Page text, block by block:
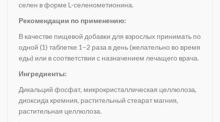
селен в форме L-селенометионина.
Рекомендации по применению:
В качестве пищевой добавки для взрослых принимать по
одной (1) таблетке 1–2 раза в день (желательно во время
еды) или в соответствии с назначением лечащего врача.
Ингредиенты:
Дикальций фосфат, микрокристаллическая целлюлоза,
диоксида кремния, растительный стеарат магния,
растительная целлюлоза.